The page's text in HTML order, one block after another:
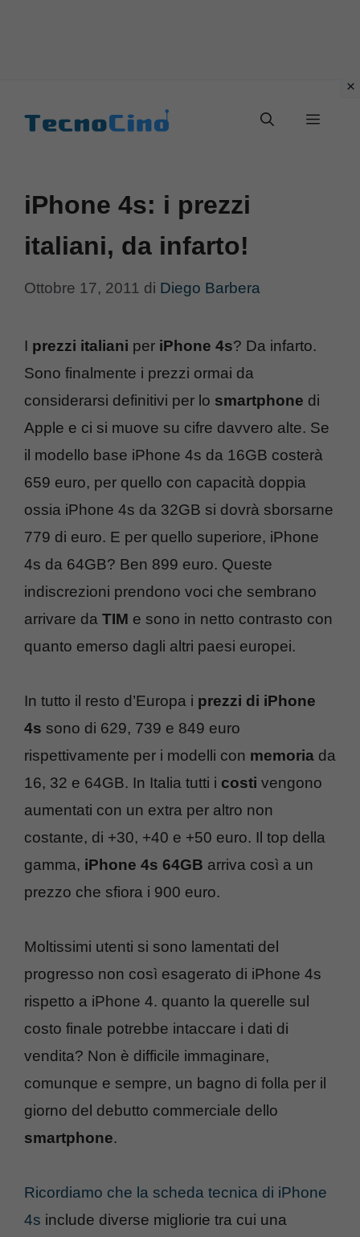
Menu
iPhone 4s: i prezzi
italiani, da infarto!
Ottobre 17, 2011 di Diego Barbera
I prezzi italiani per iPhone 4s? Da infarto.
Sono finalmente i prezzi ormai da
considerarsi definitivi per lo smartphone di
Apple e ci si muove su cifre davvero alte. Se
il modello base iPhone 4s da 16GB costerà
659 euro, per quello con capacità doppia
ossia iPhone 4s da 32GB si dovrà sborsarne
779 di euro. E per quello superiore, iPhone
4s da 64GB? Ben 899 euro. Queste
indiscrezioni prendono voci che sembrano
arrivare da TIM e sono in netto contrasto con
quanto emerso dagli altri paesi europei.
In tutto il resto d’Europa i prezzi di iPhone
4s sono di 629, 739 e 849 euro
rispettivamente per i modelli con memoria da
16, 32 e 64GB. In Italia tutti i costi vengono
aumentati con un extra per altro non
costante, di +30, +40 e +50 euro. Il top della
gamma, iPhone 4s 64GB arriva così a un
prezzo che sfiora i 900 euro.
Moltissimi utenti si sono lamentati del
progresso non così esagerato di iPhone 4s
rispetto a iPhone 4. quanto la querelle sul
costo finale potrebbe intaccare i dati di
vendita? Non è difficile immaginare,
comunque e sempre, un bagno di folla per il
giorno del debutto commerciale dello
smartphone.
Ricordiamo che la scheda tecnica di iPhone
4s include diverse migliorie tra cui una